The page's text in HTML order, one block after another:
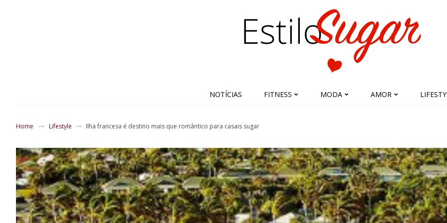
NOTÍCIAS FITNESS MODA AMOR
Home Lifestyle Ilha francesa é destino mais que romântico para casais sugar